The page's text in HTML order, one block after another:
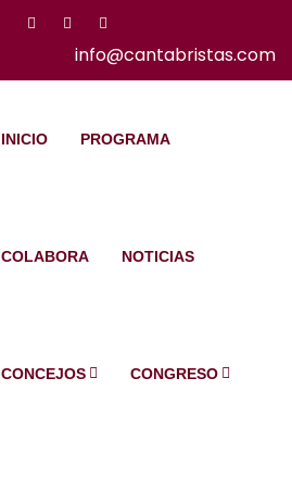
info@cantabristas.com
INICIO PROGRAMA
COLABORA NOTICIAS
CONCEJOS CONGRESO